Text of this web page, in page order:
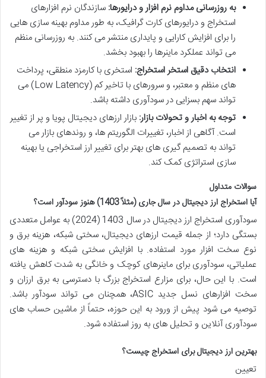
به روزرسانی مداوم نرم افزار و درایورها: سازندگان نرم افزارهای
استخراج و درایورهای کارت گرافیک، به طور مداوم بهینه سازی هایی
را برای افزایش کارایی و پایداری منتشر می کنند. به روزرسانی منظم
می تواند عملکرد ماینرها را بهبود بخشد.
انتخاب دقیق استخر استخراج: استخری با کارمزد منطقی، پرداخت
های منظم و معتبر، و سرورهای با تاخیر کم (Low Latency) می
تواند سهم بسزایی در سودآوری داشته باشد.
توجه به اخبار و تحولات بازار: بازار ارزهای دیجیتال پویا و پر از تغییر
است. آگاهی از اخبار، تغییرات الگوریتم ها، و روندهای بازار می
تواند به تصمیم گیری های بهتر برای تغییر ارز استخراجی یا بهینه
سازی استراتژی کمک کند.
سوالات متداول
آیا استخراج ارز دیجیتال در سال جاری (مثلاً 1403) هنوز سودآور است؟
سودآوری استخراج ارز دیجیتال در سال 1403 (2024) به عوامل متعددی
بستگی دارد؛ از جمله قیمت ارزهای دیجیتال، سختی شبکه، هزینه برق و
نوع سخت افزار مورد استفاده. با افزایش سختی شبکه و هزینه های
عملیاتی، سودآوری برای ماینرهای کوچک و خانگی به شدت کاهش یافته
است. با این حال، برای مزارع استخراج بزرگ با دسترسی به برق ارزان و
سخت افزارهای نسل جدید ASIC، همچنان می تواند سودآور باشد.
توصیه می شود پیش از ورود به این حوزه، حتماً از ماشین حساب های
سودآوری آنلاین و تحلیل های به روز استفاده شود.
بهترین ارز دیجیتال برای استخراج چیست؟
تعیین